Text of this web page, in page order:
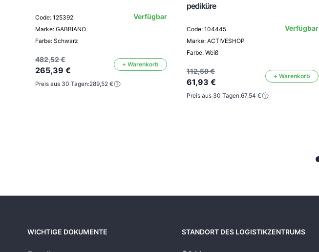
Code: 125392
Marke: GABBIANO
Farbe: Schwarz
Verfügbar
482,52 €
265,39 €
+ Warenkorb
Preis aus 30 Tagen:289,52 €
pediküre
Code: 104445
Marke: ACTIVESHOP
Farbe: Weiß
Verfügbar
112,59 €
61,93 €
+ Warenkorb
Preis aus 30 Tagen:67,54 €
WICHTIGE DOKUMENTE STANDORT DES LOGISTIKZENTRUMS